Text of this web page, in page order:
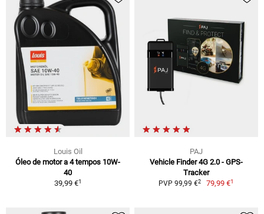
Louis Oil
Óleo de motor a 4 tempos 10W-
40
39,99 €1
PAJ
Vehicle Finder 4G 2.0 - GPS-
Tracker
PVP 99,99 €2 79,99 €1